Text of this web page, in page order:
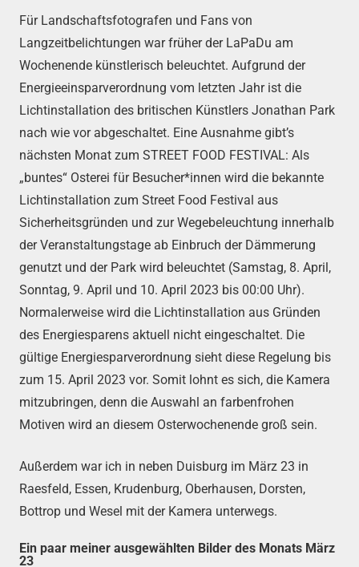
Für Landschaftsfotografen und Fans von
Langzeitbelichtungen war früher der LaPaDu am
Wochenende künstlerisch beleuchtet. Aufgrund der
Energieeinsparverordnung vom letzten Jahr ist die
Lichtinstallation des britischen Künstlers Jonathan Park
nach wie vor abgeschaltet. Eine Ausnahme gibt’s
nächsten Monat zum STREET FOOD FESTIVAL: Als
„buntes“ Osterei für Besucher*innen wird die bekannte
Lichtinstallation zum Street Food Festival aus
Sicherheitsgründen und zur Wegebeleuchtung innerhalb
der Veranstaltungstage ab Einbruch der Dämmerung
genutzt und der Park wird beleuchtet (Samstag, 8. April,
Sonntag, 9. April und 10. April 2023 bis 00:00 Uhr).
Normalerweise wird die Lichtinstallation aus Gründen
des Energiesparens aktuell nicht eingeschaltet. Die
gültige Energiesparverordnung sieht diese Regelung bis
zum 15. April 2023 vor. Somit lohnt es sich, die Kamera
mitzubringen, denn die Auswahl an farbenfrohen
Motiven wird an diesem Osterwochenende groß sein.
Außerdem war ich in neben Duisburg im März 23 in
Raesfeld, Essen, Krudenburg, Oberhausen, Dorsten,
Bottrop und Wesel mit der Kamera unterwegs.
Ein paar meiner ausgewählten Bilder des Monats März
23